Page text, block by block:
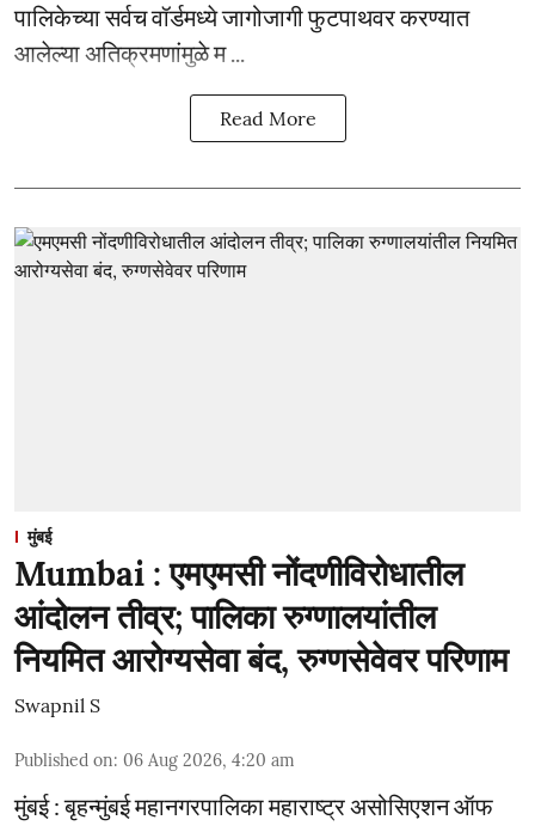
पालिकेच्या सर्वच वॉर्डमध्ये जागोजागी फुटपाथवर करण्यात
आलेल्या अतिक्रमणांमुळे म ...
Read More
मुंबई
Mumbai : एमएमसी नोंदणीविरोधातील
आंदोलन तीव्र; पालिका रुग्णालयांतील
नियमित आरोग्यसेवा बंद, रुग्णसेवेवर परिणाम
Swapnil S
Published on: 06 Aug 2026, 4:20 am
मुंबई : बृहन्मुंबई महानगरपालिका महाराष्ट्र असोसिएशन ऑफ